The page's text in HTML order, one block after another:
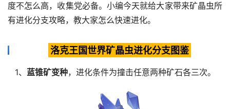
度不怎么高，收集党必备。小编今天就给大家带来矿晶虫所
有进化分支攻略，教大家怎么快速进化。
洛克王国世界矿晶虫进化分支图鉴
1、 蓝锥矿变种，进化条件为撞击任意两种矿石各三次。